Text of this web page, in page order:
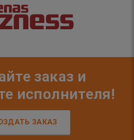
заказ и
исполнителя!
ЗАКАЗ